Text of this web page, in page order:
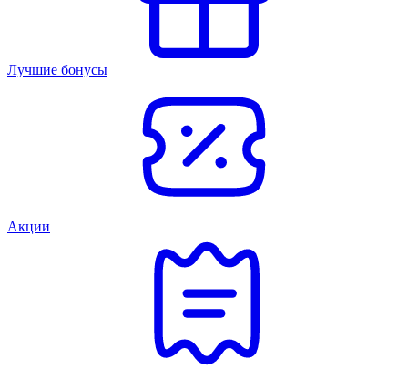
Лучшие бонусы
Акции